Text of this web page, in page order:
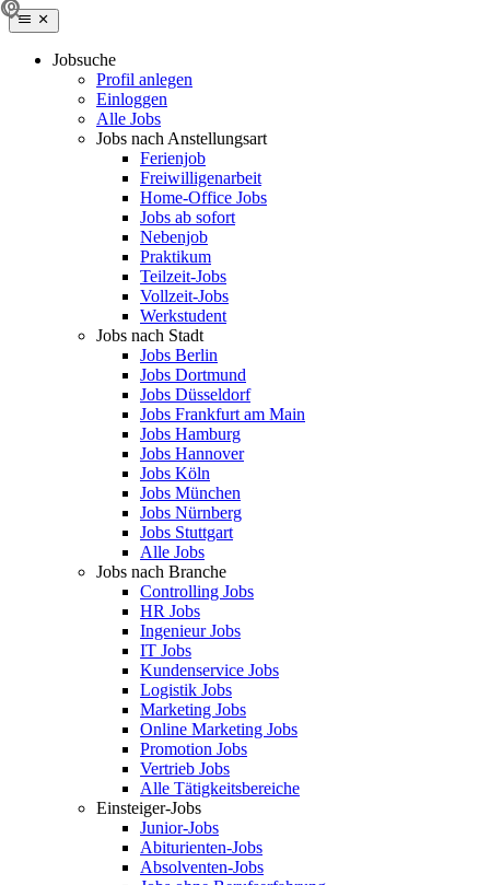
Jobsuche
Profil anlegen
Einloggen
Alle Jobs
Jobs nach Anstellungsart
Ferienjob
Freiwilligenarbeit
Home-Office Jobs
Jobs ab sofort
Nebenjob
Praktikum
Teilzeit-Jobs
Vollzeit-Jobs
Werkstudent
Jobs nach Stadt
Jobs Berlin
Jobs Dortmund
Jobs Düsseldorf
Jobs Frankfurt am Main
Jobs Hamburg
Jobs Hannover
Jobs Köln
Jobs München
Jobs Nürnberg
Jobs Stuttgart
Alle Jobs
Jobs nach Branche
Controlling Jobs
HR Jobs
Ingenieur Jobs
IT Jobs
Kundenservice Jobs
Logistik Jobs
Marketing Jobs
Online Marketing Jobs
Promotion Jobs
Vertrieb Jobs
Alle Tätigkeitsbereiche
Einsteiger-Jobs
Junior-Jobs
Abiturienten-Jobs
Absolventen-Jobs